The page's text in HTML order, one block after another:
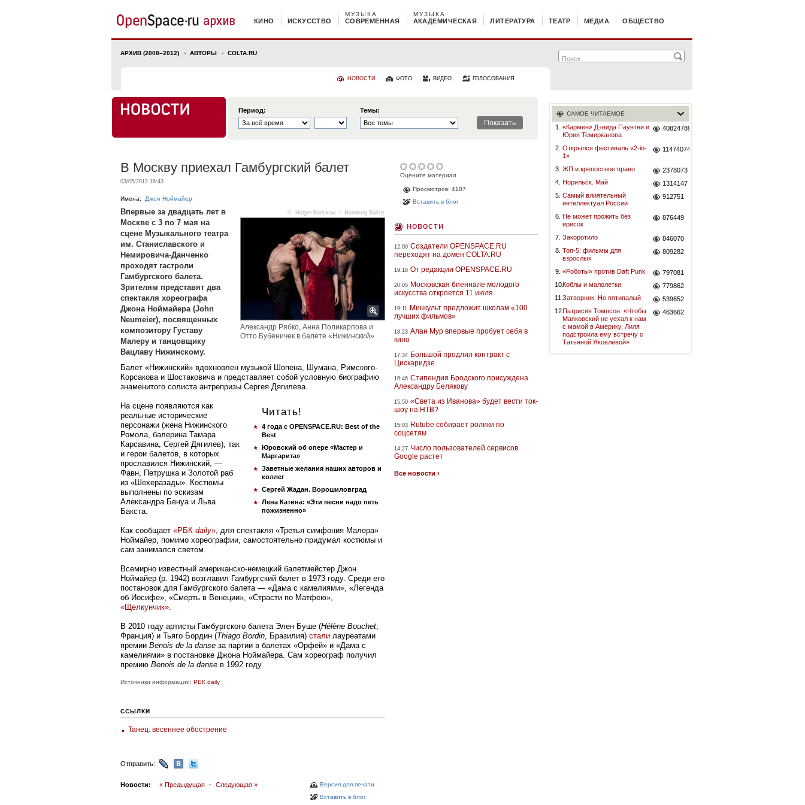
КИНО ИСКУССТВО СОВРЕМЕННАЯ
МУЗЫКА
АКАДЕМИЧЕСКАЯ
МУЗЫКА
ЛИТЕРАТУРА ТЕАТР МЕДИА ОБЩЕСТВО
АРХИВ (2008–2012) АВТОРЫ COLTA.RU
НОВОСТИ ФОТО ВИДЕО ГОЛОСОВАНИЯ
Период: Темы:
В Москву приехал Гамбургский балет
03/05/2012 16:43
Имена: Джон Ноймайер
© Holger Badekow ⁄ Hamburg Ballett
Александр Рябко, Анна Поликарпова и
Отто Бубеничек в балете «Нижинский»
Впервые за двадцать лет в
Москве с 3 по 7 мая на
сцене Музыкального театра
им. Станиславского и
Немировича-Данченко
проходят гастроли
Гамбургского балета.
Зрителям представят два
спектакля хореографа
Джона Ноймайера (John
Neumeier), посвященных
композитору Густаву
Малеру и танцовщику
Вацлаву Нижинскому.
​Балет «Нижинский» вдохновлен музыкой Шопена, Шумана, Римского-
Корсакова и Шостаковича и представляет собой условную биографию
знаменитого солиста антрепризы Сергея Дягилева.
Читать!
4 года с OPENSPACE.RU: Best of the
Best
Юровский об опере «Мастер и
Маргарита»
Заветные желания наших авторов и
коллег
Сергей Жадан. Ворошиловград
Лена Катина: «Эти песни надо петь
пожизненно»
На сцене появляются как
реальные исторические
персонажи (жена Нижинского
Ромола, балерина Тамара
Карсавина, Сергей Дягилев), так
и герои балетов, в которых
прославился Нижинский, —
Фавн, Петрушка и Золотой раб
из «Шехеразады». Костюмы
выполнены по эскизам
Александра Бенуа и Льва
Бакста.
Как сообщает «РБК daily», для спектакля «Третья симфония Малера»
Ноймайер, помимо хореографии, самостоятельно придумал костюмы и
сам занимался светом.
Всемирно известный американско-немецкий балетмейстер Джон
Ноймайер (р. 1942) возглавил Гамбургский балет в 1973 году. Среди его
постановок для Гамбургского балета — «Дама с камелиями», «Легенда
об Иосифе», «Смерть в Венеции», «Страсти по Матфею»,
«Щелкунчик».
В 2010 году артисты Гамбургского балета Элен Буше (Hélène Bouchet,
Франция) и Тьяго Бордин (Thiago Bordin, Бразилия) стали лауреатами
премии Benois de la danse за партии в балетах «Орфей» и «Дама с
камелиями» в постановке Джона Ноймайера. Сам хореограф получил
премию Benois de la danse в 1992 году.
Источники информации: РБК daily
ССЫЛКИ
Танец: весеннее обострение
Отправить:
Версия для печати
Вставить в блог
Новости: « Предыдущая · Следующая »
Оцените материал
Просмотров: 4107
Вставить в блог
новости
12:00 Создатели OPENSPACE.RU
переходят на домен COLTA.RU
19:18 От редакции OPENSPACE.RU
20:05 Московская биеннале молодого
искусства откроется 11 июля
19:11 Минкульт предложит школам «100
лучших фильмов»
18:23 Алан Мур впервые пробует себя в
кино
17:34 Большой продлил контракт с
Цискаридзе
16:46 Стипендия Бродского присуждена
Александру Белякову
15:50 «Света из Иванова» будет вести ток-
шоу на НТВ?
15:03 Rutube собирает ролики по
соцсетям
14:27 Число пользователей сервисов
Google растет
Все новости ›
САМОЕ ЧИТАЕМОЕ
1.
«Кармен» Дэвида Паунтни и
Юрия Темирканова
40824789
2. Открылся фестиваль «2-in-
1»
11474074
3. ЖП и крепостное право
2378073
4. Норильск. Май
1314147
5. Самый влиятельный
интеллектуал России
912751
6. Не может прожить без
ирисок
876449
7. Закоротило
846070
8. Топ-5: фильмы для
взрослых
809282
9. «Роботы» против Daft Punk
797081
10.Коблы и малолетки
779862
11.Затворник. Но пятипалый
539652
12.Патрисия Томпсон: «Чтобы
Маяковский не уехал к нам
с мамой в Америку, Лиля
подстроила ему встречу с
Татьяной Яковлевой»
463662